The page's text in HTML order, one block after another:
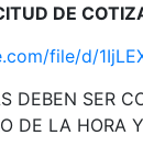
DE
file/d/
DEBEN SER
DE LA HORA